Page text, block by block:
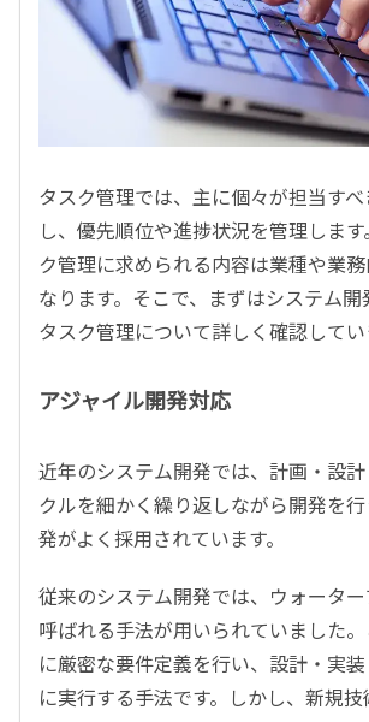
タスク管理では、主に個々が担当す
し、優先順位や進捗状況を管理しま
ク管理に求められる内容は業種や業
なります。そこで、まずはシステム
タスク管理について詳しく確認してい
アジャイル開発対応
近年のシステム開発では、計画・設
クルを細かく繰り返しながら開発を
発がよく採用されています。
従来のシステム開発では、ウォータ
呼ばれる手法が用いられていました
に厳密な要件定義を行い、設計・実
に実行する手法です。しかし、新規